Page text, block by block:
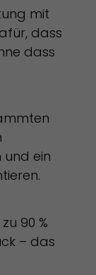
mit
dass
dass
ein
90 %
– das